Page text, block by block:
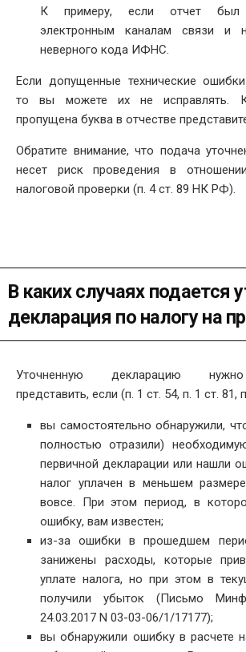
К примеру, если отчет был
электронным каналам связи и
неверного кода ИФНС.
Если допущенные технические
то вы можете их не исправлять.
пропущена буква в отчестве
Обратите внимание, что подача
несет риск проведения в
налоговой проверки (п. 4 ст. 89 НК РФ).
В каких случаях подается
декларация по налогу на
Уточненную декларацию
представить, если (п. 1 ст. 54, п. 1 ст.
вы самостоятельно обнаружили,
полностью отразили)
первичной декларации или нашли
налог уплачен в меньшем
вовсе. При этом период, в
ошибку, вам известен;
из-за ошибки в прошедшем
занижены расходы, которые
уплате налога, но при этом в
получили убыток (Письмо
24.03.2017 N 03-03-06/1/17177);
вы обнаружили ошибку в расчете